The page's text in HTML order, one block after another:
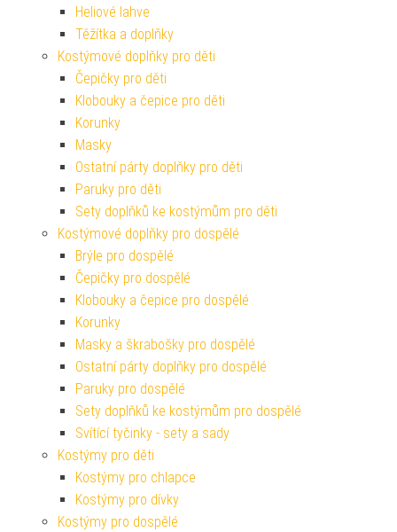
Heliové lahve
Těžítka a doplňky
Kostýmové doplňky pro děti
Čepičky pro děti
Klobouky a čepice pro děti
Korunky
Masky
Ostatní párty doplňky pro děti
Paruky pro děti
Sety doplňků ke kostýmům pro děti
Kostýmové doplňky pro dospělé
Brýle pro dospělé
Čepičky pro dospělé
Klobouky a čepice pro dospělé
Korunky
Masky a škrabošky pro dospělé
Ostatní párty doplňky pro dospělé
Paruky pro dospělé
Sety doplňků ke kostýmům pro dospělé
Svítící tyčinky - sety a sady
Kostýmy pro děti
Kostýmy pro chlapce
Kostýmy pro dívky
Kostýmy pro dospělé